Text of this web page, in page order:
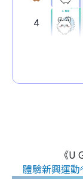
《U
體驗新興運